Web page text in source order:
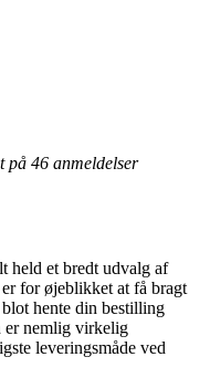
på 46 anmeldelser
held et bredt udvalg af
for øjeblikket at få bragt
hente din bestilling
er nemlig virkelig
leveringsmåde ved